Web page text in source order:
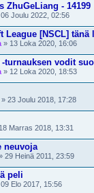
ZhuGeLiang - 14199
Joulu 2022, 02:56
League [NSCL] tänä
» 13 Loka 2020, 16:06
turnauksen vodit
» 12 Loka 2020, 18:53
» 23 Joulu 2018, 17:28
Marras 2018, 13:31
neuvoja
29 Heinä 2011, 23:59
peli
Elo 2017, 15:56